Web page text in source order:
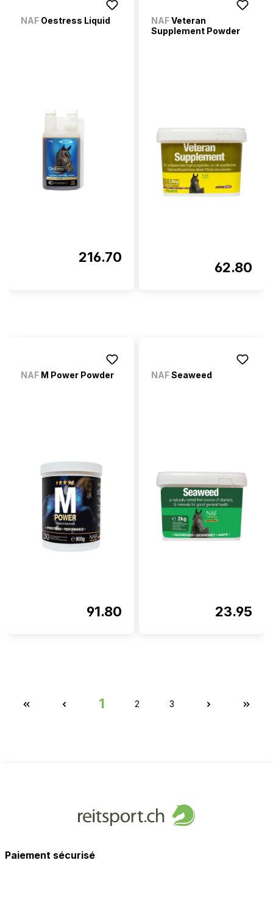
NAF Oestress Liquid
216.70
NAFVeteran
Supplement Powder
62.80
NAF M Power Powder
91.80
NAFSeaweed
23.95
1 2 3
Paiement sécurisé